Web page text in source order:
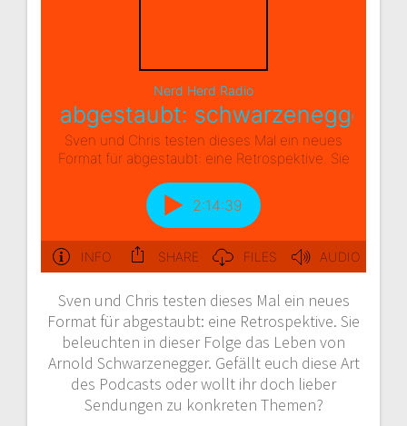
Sven und Chris testen dieses Mal ein neues
Format für abgestaubt: eine Retrospektive. Sie
beleuchten in dieser Folge das Leben von
Arnold Schwarzenegger. Gefällt euch diese Art
des Podcasts oder wollt ihr doch lieber
Sendungen zu konkreten Themen?